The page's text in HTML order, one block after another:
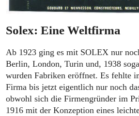
Solex: Eine Weltfirma
Ab 1923 ging es mit SOLEX nur
Berlin, London, Turin und, 1938
wurden Fabriken eröffnet. Es fehlte
Firma bis jetzt eigentlich nur noch
obwohl sich die Firmengründer im
1916 mit der Konzeption eines